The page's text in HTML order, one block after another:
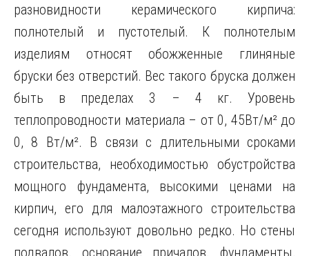
разновидности керамического кирпича:
полнотелый и пустотелый. К полнотелым
изделиям относят обожженные глиняные
бруски без отверстий. Вес такого бруска должен
быть в пределах 3 – 4 кг. Уровень
теплопроводности материала – от 0, 45Вт/м² до
0, 8 Вт/м². В связи с длительными сроками
строительства, необходимостью обустройства
мощного фундамента, высокими ценами на
кирпич, его для малоэтажного строительства
сегодня используют довольно редко. Но стены
подвалов, основание причалов, фундаменты,